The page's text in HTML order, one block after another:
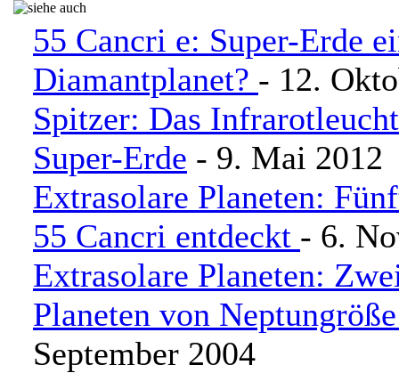
55 Cancri e: Super-Erde
Diamantplanet? - 12.
Spitzer: Das
Super-Erde - 9. Mai 2012
Extrasolare Planeten:
55 Cancri entdeckt - 6.
Extrasolare Planeten:
Planeten von
September 2004